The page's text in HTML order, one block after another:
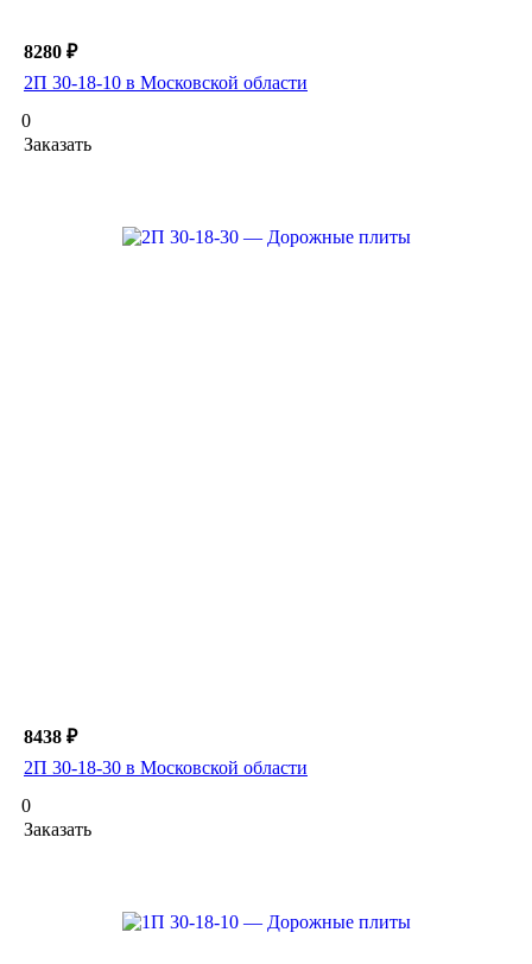
8280 ₽
2П 30-18-10 в Московской области
0
Заказать
8438 ₽
2П 30-18-30 в Московской области
0
Заказать